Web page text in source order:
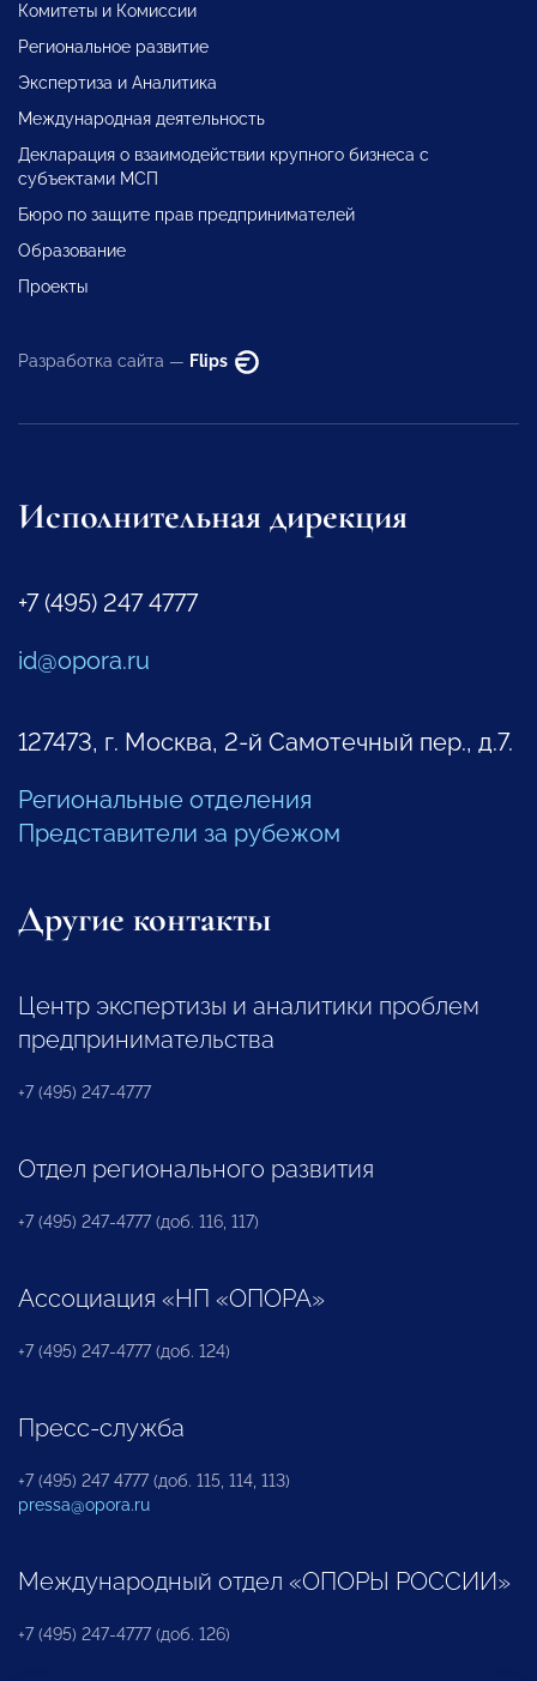
Комитеты и Комиссии
Региональное развитие
Экспертиза и Аналитика
Международная деятельность
Декларация о взаимодействии крупного бизнеса с
субъектами МСП
Бюро по защите прав предпринимателей
Образование
Проекты
Разработка сайта — Flips
Исполнительная дирекция
+7 (495) 247 4777
id@opora.ru
127473, г. Москва, 2-й Самотечный пер., д.7.
Региональные отделения
Представители за рубежом
Другие контакты
Центр экспертизы и аналитики проблем
предпринимательства
+7 (495) 247-4777
Отдел регионального развития
+7 (495) 247-4777 (доб. 116, 117)
Ассоциация «НП «ОПОРА»
+7 (495) 247-4777 (доб. 124)
Пресс-служба
+7 (495) 247 4777 (доб. 115, 114, 113)
pressa@opora.ru
Международный отдел «ОПОРЫ РОССИИ»
+7 (495) 247-4777 (доб. 126)